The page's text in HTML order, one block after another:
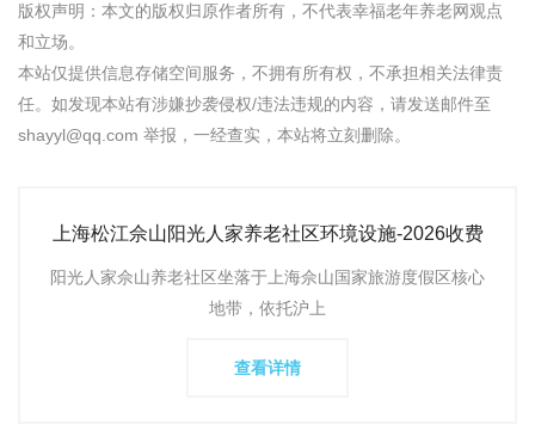
版权声明：本文的版权归原作者所有，不代表幸福老年养老网观点
和立场。
本站仅提供信息存储空间服务，不拥有所有权，不承担相关法律责
任。如发现本站有涉嫌抄袭侵权/违法违规的内容，请发送邮件至
shayyl@qq.com 举报，一经查实，本站将立刻删除。
上海松江佘山阳光人家养老社区环境设施-2026收费
阳光人家佘山养老社区坐落于上海佘山国家旅游度假区核心
地带，依托沪上
查看详情